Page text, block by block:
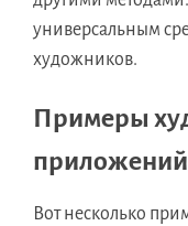
универсальным
художников.
Примеры
приложений
Вот несколько